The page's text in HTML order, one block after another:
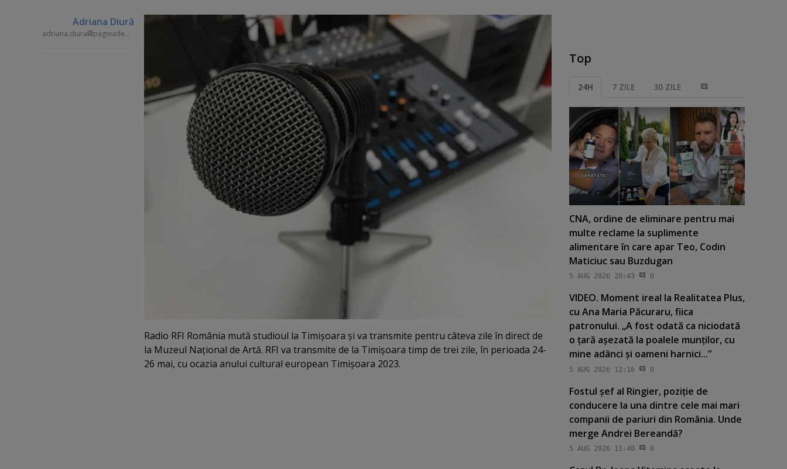
Adriana Diură
adriana.diura paginademedia.ro
Radio RFI România mută studioul la Timişoara şi va transmite pentru câteva zile în direct de
la Muzeul Naţional de Artă. RFI va transmite de la Timişoara timp de trei zile, în perioada 24-
26 mai, cu ocazia anului cultural european Timişoara 2023.
Top
24H 7 ZILE 30 ZILE
CNA, ordine de eliminare pentru mai
multe reclame la suplimente
alimentare în care apar Teo, Codin
Maticiuc sau Buzdugan
5 AUG 2026 20:43 0
VIDEO. Moment ireal la Realitatea Plus,
cu Ana Maria Păcuraru, fiica
patronului. „A fost odată ca niciodată
o ţară aşezată la poalele munţilor, cu
mine adânci şi oameni harnici...”
5 AUG 2026 12:16 0
Fostul şef al Ringier, poziţie de
conducere la una dintre cele mai mari
companii de pariuri din România. Unde
merge Andrei Bereandă?
5 AUG 2026 11:40 0